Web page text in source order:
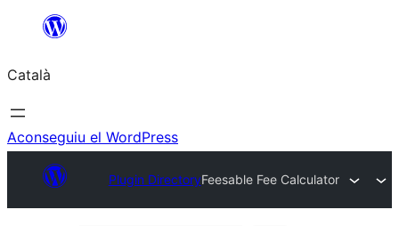
contingut
Català
Aconseguiu el WordPress
Plugin DirectoryFeesable Fee Calculator